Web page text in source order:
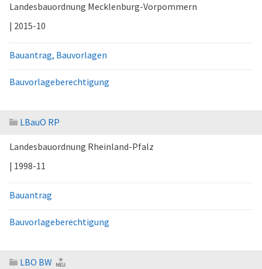
Landesbauordnung Mecklenburg-Vorpommern
| 2015-10
Bauantrag, Bauvorlagen
Bauvorlageberechtigung
LBauO RP
Landesbauordnung Rheinland-Pfalz
| 1998-11
Bauantrag
Bauvorlageberechtigung
LBO BW